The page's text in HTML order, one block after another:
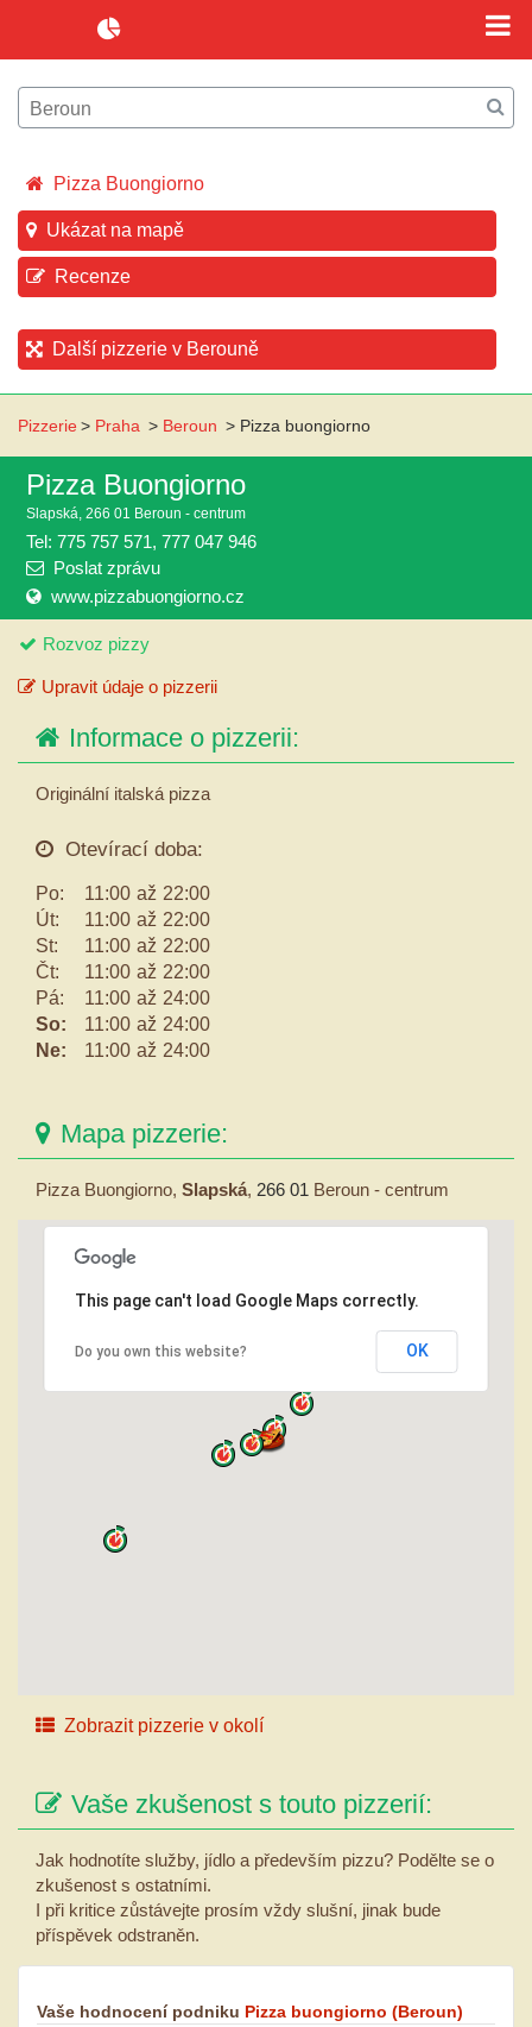
Pizza Buongiorno
Ukázat na mapě
Recenze
Další pizzerie v Berouně
Pizzerie> Praha > Beroun > Pizza buongiorno
Pizza Buongiorno
Slapská, 266 01 Beroun - centrum
Tel: 775 757 571, 777 047 946
Poslat zprávu
www.pizzabuongiorno.cz
Rozvoz pizzy
Upravit údaje o pizzerii
Informace o pizzerii:
Originální italská pizza
Otevírací doba:
Po: 11:00 až 22:00
Út:
11:00 až 22:00
St:
11:00 až 22:00
Čt:
11:00 až 22:00
Pá:
11:00 až 24:00
So:
11:00 až 24:00
Ne:
11:00 až 24:00
Mapa pizzerie:
Pizza Buongiorno, Slapská, 266 01 Beroun - centrum
This page can't load Google Maps correctly.
Do you own this website? OK
Zobrazit pizzerie v okolí
Vaše zkušenost s touto pizzerií:
Jak hodnotíte služby, jídlo a především pizzu? Podělte se o
zkušenost s ostatními.
I při kritice zůstávejte prosím vždy slušní, jinak bude
příspěvek odstraněn.
Vaše hodnocení podniku Pizza buongiorno (Beroun)